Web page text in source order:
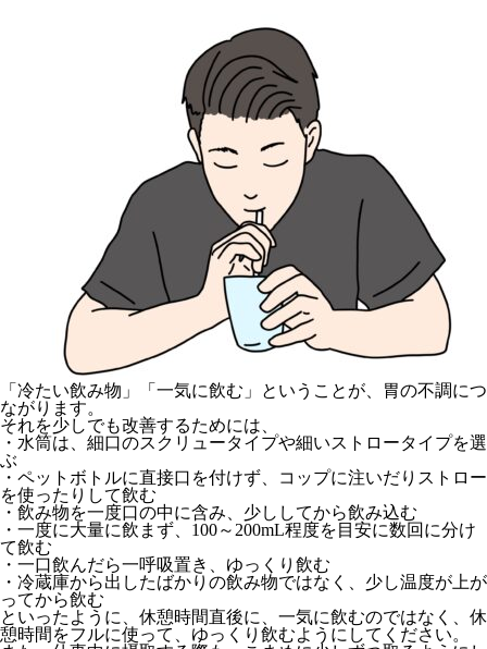
「冷たい飲み物」「一気に飲む」ということが、胃の不調につ
ながります。
それを少しでも改善するためには、
・水筒は、細口のスクリュータイプや細いストロータイプを選
ぶ
・ペットボトルに直接口を付けず、コップに注いだりストロー
を使ったりして飲む
・飲み物を一度口の中に含み、少ししてから飲み込む
・一度に大量に飲まず、100～200mL程度を目安に数回に分け
て飲む
・一口飲んだら一呼吸置き、ゆっくり飲む
・冷蔵庫から出したばかりの飲み物ではなく、少し温度が上が
ってから飲む
といったように、休憩時間直後に、一気に飲むのではなく、休
憩時間をフルに使って、ゆっくり飲むようにしてください。